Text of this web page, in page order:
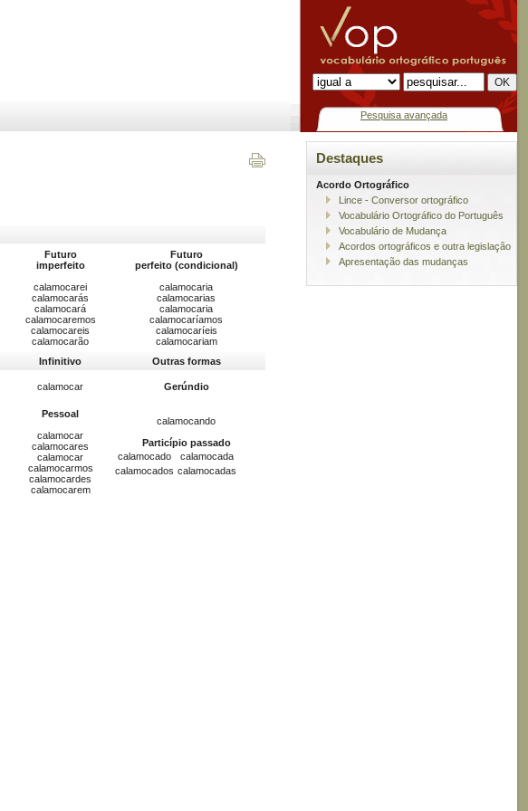
Pesquisa avançada
Futuro
imperfeito
Futuro
perfeito (condicional)
calamocarei
calamocarás
calamocará
calamocaremos
calamocareis
calamocarão
calamocaria
calamocarias
calamocaria
calamocaríamos
calamocaríeis
calamocariam
Infinitivo Outras formas
calamocar Gerúndio
Pessoal
calamocar
calamocares
calamocar
calamocarmos
calamocardes
calamocarem
calamocando
Particípio passado
calamocado
calamocada
calamocados calamocadas
Destaques
Acordo Ortográfico
Lince - Conversor ortográfico
Vocabulário Ortográfico do Português
Vocabulário de Mudança
Acordos ortográficos e outra legislação
Apresentação das mudanças